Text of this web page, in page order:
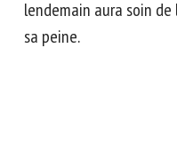
lendemain aura soin
sa peine.